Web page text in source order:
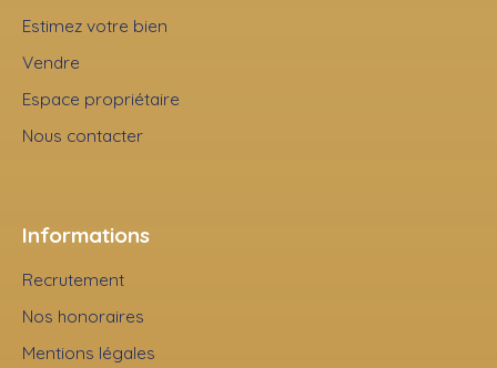
Estimez votre bien
Vendre
Espace propriétaire
Nous contacter
Informations
Recrutement
Nos honoraires
Mentions légales